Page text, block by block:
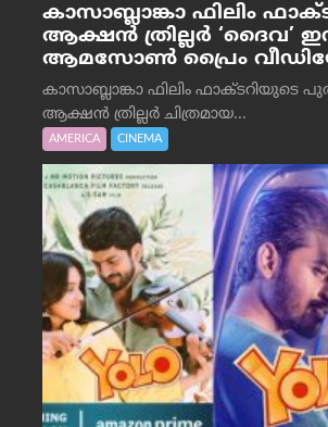
കാസാബ്ലാങ്കാ ഫിലിം
ആക്ഷൻ ത്രില്ലർ ‘ദൈവ’
ആമസോൺ പ്രൈം
കാസാബ്ലാങ്കാ ഫിലിം ഫാക്ടറിയുടെ
ആക്ഷൻ ത്രില്ലർ ചിത്രമായ...
AMERICA CINEMA